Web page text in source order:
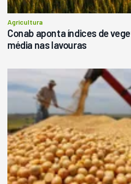
Agricultura
Conab aponta índices de
média nas lavouras